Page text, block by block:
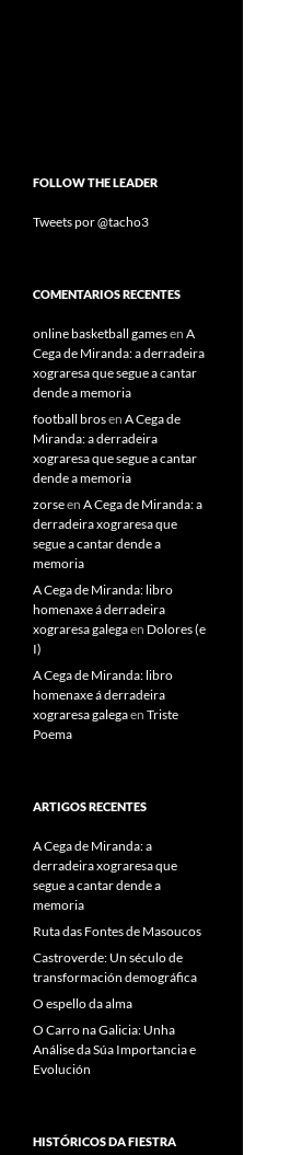
FOLLOW THE LEADER
Tweets por @tacho3
COMENTARIOS RECENTES
online basketball gamesen A
Cega de Miranda: a derradeira
xograresa que segue a cantar
dende a memoria
football brosen A Cega de
Miranda: a derradeira
xograresa que segue a cantar
dende a memoria
zorseen A Cega de Miranda: a
derradeira xograresa que
segue a cantar dende a
memoria
A Cega de Miranda: libro
homenaxe á derradeira
xograresa galegaen Dolores (e
I)
A Cega de Miranda: libro
homenaxe á derradeira
xograresa galegaen Triste
Poema
ARTIGOS RECENTES
A Cega de Miranda: a
derradeira xograresa que
segue a cantar dende a
memoria
Ruta das Fontes de Masoucos
Castroverde: Un século de
transformación demográfica
O espello da alma
O Carro na Galicia: Unha
Análise da Súa Importancia e
Evolución
HISTÓRICOS DA FIESTRA